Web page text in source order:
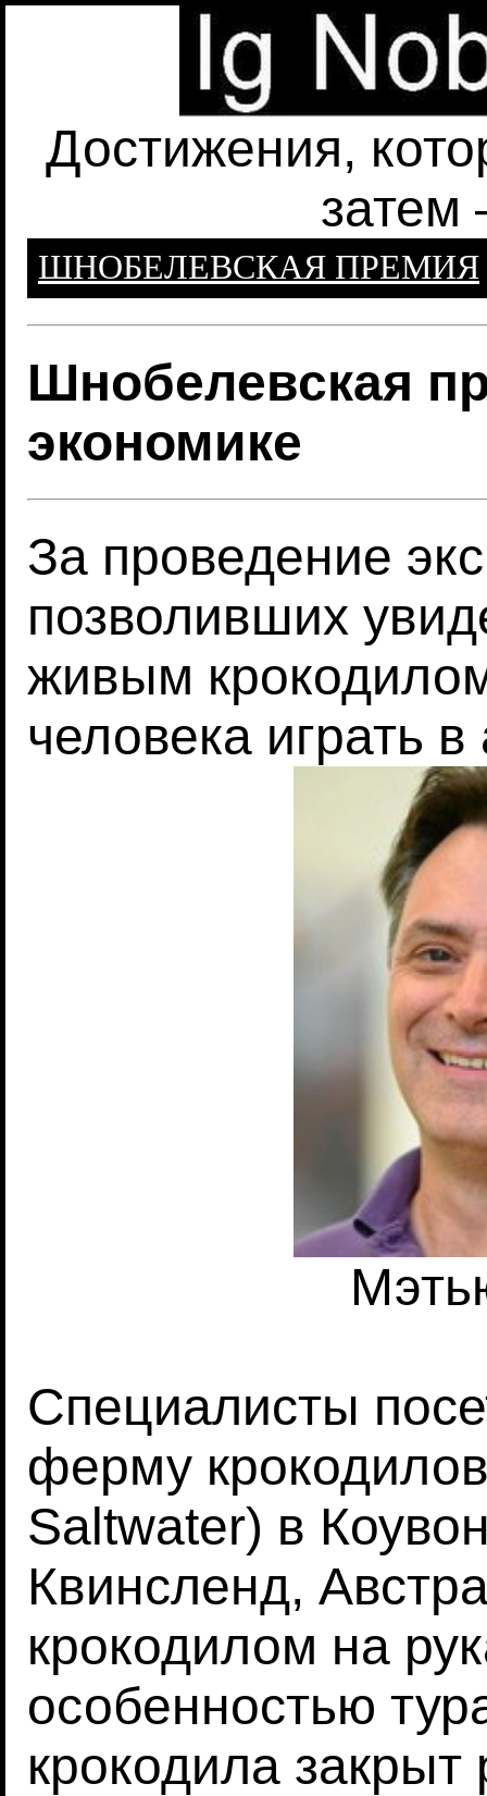
Достижения,
затем
ШНОБЕЛЕВСКАЯ ПРЕМИЯ
Шнобелевская
экономике
За проведение
позволивших
живым
человека играть
Специалисты
ферму
Saltwater) в
Квинсленд,
крокодилом на
особенностью
крокодила закрыт